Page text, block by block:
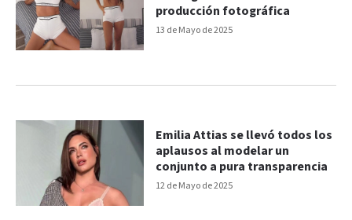
13 de Mayo de 2025
producción fotográfica
12 de Mayo de 2025
Emilia Attias se llevó todos los
aplausos al modelar un
conjunto a pura transparencia